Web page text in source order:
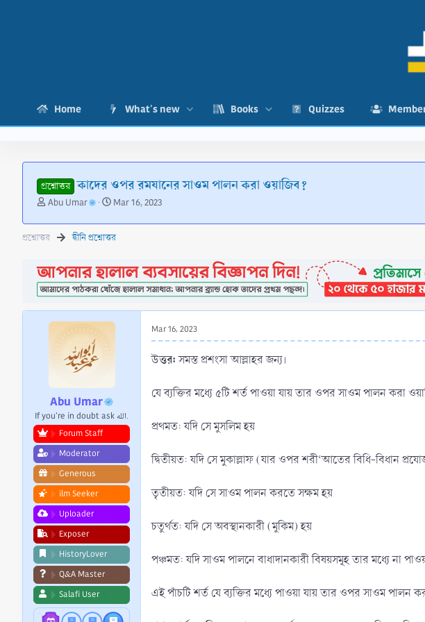
Home What's new Books Quizzes
প্রশ্নোত্তর কাদের ওপর রমযানের সাওম পালন করা ওয়াজিব?
T
r
e
d
s
t
a
r
Abu Umar
S
a
r
d
a
t
e
Mar 16, 2023
প্রশ্নোত্তর দ্বীনি প্রশ্নোত্তর
Abu Umar
If you're in doubt ask الله.
Forum Staff
Moderator
Generous
ilm Seeker
Uploader
Exposer
HistoryLover
Q&A Master
Salafi User
Mar 16, 2023
উত্তর:সমস্ত প্রশংসা আল্লাহর জন্য।
যে ব্যক্তির মধ্যে ৫টি শর্ত পাওয়া যায় তার ওপর সাওম পালন করা
প্রথমত: যদি সে মুসলিম হয়
দ্বিতীয়ত: যদি সে মুকাল্লাফ (যার ওপর শরী‘আতের বিধি-বিধান
তৃতীয়ত: যদি সে সাওম পালন করতে সক্ষম হয়
চতুর্থত: যদি সে অবস্থানকারী (মুকিম) হয়
পঞ্চমত: যদি সাওম পালনে বাধাদানকারী বিষয়সমূহ তার মধ্যে না
এই পাঁচটি শর্ত যে ব্যক্তির মধ্যে পাওয়া যায় তার ওপর সাওম পালন